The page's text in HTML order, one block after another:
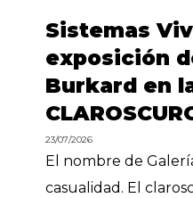
Sistemas
exposición
Burkard en
23/07/2026
El nombre de
casualidad. El